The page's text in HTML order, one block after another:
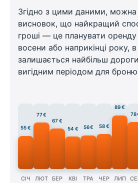
Згідно з цими даними, можна
висновок, що найкращий
гроші — це планувати оренду
восени або наприкінці року,
залишається найбільш
вигідним періодом для
55 €
СІЧ
77 €
ЛЮТ
67 €
БЕР
54 €
КВІ
56 €
ТРА
58 €
ЧЕР
89 €
ЛИП
78